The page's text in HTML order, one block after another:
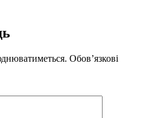
Обов’язкові